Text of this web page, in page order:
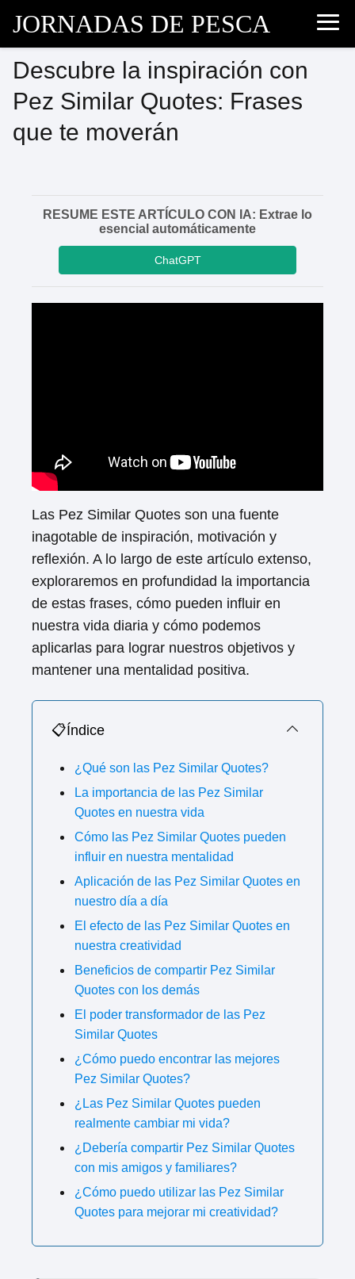
JORNADAS DE PESCA
Descubre la inspiración con
Pez Similar Quotes: Frases
que te moverán
RESUME ESTE ARTÍCULO CON IA: Extrae lo
esencial automáticamente
ChatGPT
Las Pez Similar Quotes son una fuente
inagotable de inspiración, motivación y
reflexión. A lo largo de este artículo extenso,
exploraremos en profundidad la importancia
de estas frases, cómo pueden influir en
nuestra vida diaria y cómo podemos
aplicarlas para lograr nuestros objetivos y
mantener una mentalidad positiva.
📋Índice
¿Qué son las Pez Similar Quotes?
La importancia de las Pez Similar
Quotes en nuestra vida
Cómo las Pez Similar Quotes pueden
influir en nuestra mentalidad
Aplicación de las Pez Similar Quotes en
nuestro día a día
El efecto de las Pez Similar Quotes en
nuestra creatividad
Beneficios de compartir Pez Similar
Quotes con los demás
El poder transformador de las Pez
Similar Quotes
¿Cómo puedo encontrar las mejores
Pez Similar Quotes?
¿Las Pez Similar Quotes pueden
realmente cambiar mi vida?
¿Debería compartir Pez Similar Quotes
con mis amigos y familiares?
¿Cómo puedo utilizar las Pez Similar
Quotes para mejorar mi creatividad?